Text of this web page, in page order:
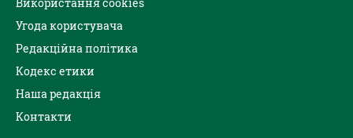
Угода користувача
Редакційна політика
Кодекс етики
Наша редакція
Контакти